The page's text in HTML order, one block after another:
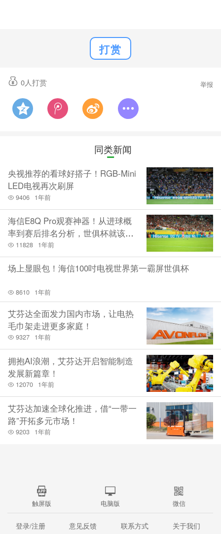
打赏
0人打赏 举报
同类新闻
央视推荐的看球好搭子！RGB-Mini
LED电视再次刷屏
9406 1年前
海信E8Q Pro观赛神器！从进球概
率到赛后排名分析，世俱杯就该这
么看11828 1年前
场上显眼包！海信100吋电视世界第一霸屏世俱杯
8610 1年前
艾芬达全面发力国内市场，让电热
毛巾架走进更多家庭！
9327 1年前
拥抱AI浪潮，艾芬达开启智能制造
发展新篇章！
12070 1年前
艾芬达加速全球化推进，借“一带一
路”开拓多元市场！
9203 1年前
触屏版 电脑版 微信
登录/注册 意见反馈 联系方式 关于我们